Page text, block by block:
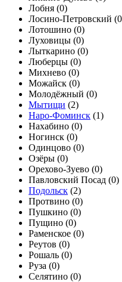
Лобня (0)
Лосино-Петровский (0
Лотошино (0)
Луховицы (0)
Лыткарино (0)
Люберцы (0)
Михнево (0)
Можайск (0)
Молодёжный (0)
Мытищи (2)
Наро-Фоминск (1)
Нахабино (0)
Ногинск (0)
Одинцово (0)
Озёры (0)
Орехово-Зуево (0)
Павловский Посад (0)
Подольск (2)
Протвино (0)
Пушкино (0)
Пущино (0)
Раменское (0)
Реутов (0)
Рошаль (0)
Руза (0)
Селятино (0)